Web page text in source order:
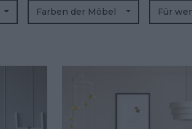
Farben der Möbel Für